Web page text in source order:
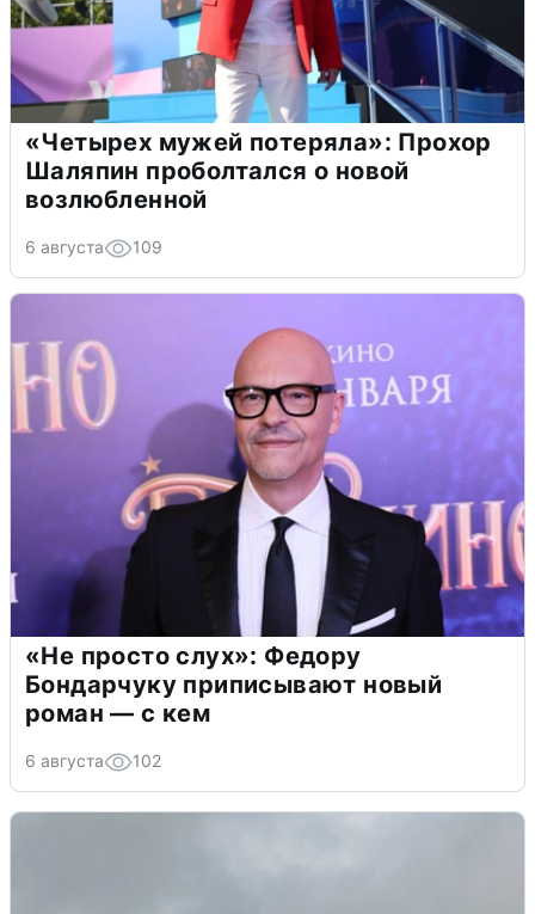
«Четырех мужей потеряла»: Прохор
Шаляпин проболтался о новой
возлюбленной
6 августа 109
«Не просто слух»: Федору
Бондарчуку приписывают новый
роман — с кем
6 августа 102